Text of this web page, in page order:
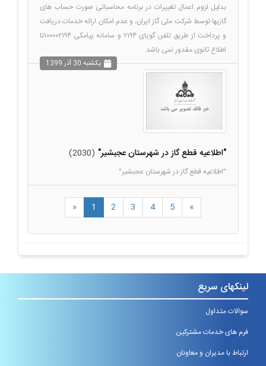
بدلیل لزوم اعمال تغییرات در برنامه محاسباتی صورت حساب های
گازبها توسط شرکت ملی گاز ایران، و عدم امکان ارائه خدمات دریافت
و پرداخت از طریق تلفن گویای ۲۱۹۴ و سامانه پیامکی ۱۰۰۰۰۲۱۹۴تا
اطلاع ثانوی مقدور نمی باشد.
"اطلاعیه قطع گاز در شهرستان عجبشیر" (2030)
"اطلاعیه قطع گاز در شهرستان عجبشیر"
يکشنبه 30 آذر 1399
« 1 2 3 4 5 »
لینکهای سریع
سوالات متداول
فرم های خدمات مشترکین
ارتباط با مدیران و معاونان